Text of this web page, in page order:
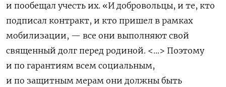
и пообещал учесть их. «И добровольцы, и те, кто
подписал контракт, и кто пришел в рамках
мобилизации, — все они выполняют свой
священный долг перед родиной. <…> Поэтому
и по гарантиям всем социальным,
и по защитным мерам они должны быть